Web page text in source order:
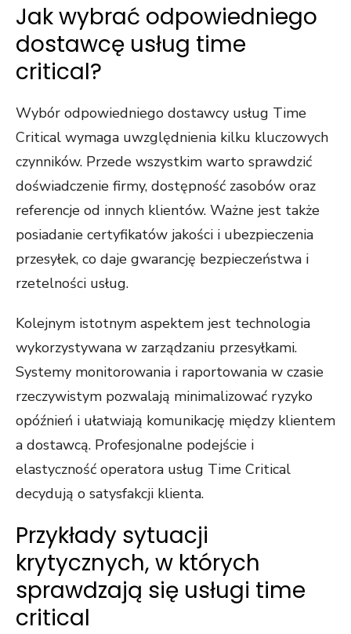
Jak wybrać odpowiedniego
dostawcę usług time
critical?
Wybór odpowiedniego dostawcy usług Time
Critical wymaga uwzględnienia kilku kluczowych
czynników. Przede wszystkim warto sprawdzić
doświadczenie firmy, dostępność zasobów oraz
referencje od innych klientów. Ważne jest także
posiadanie certyfikatów jakości i ubezpieczenia
przesyłek, co daje gwarancję bezpieczeństwa i
rzetelności usług.
Kolejnym istotnym aspektem jest technologia
wykorzystywana w zarządzaniu przesyłkami.
Systemy monitorowania i raportowania w czasie
rzeczywistym pozwalają minimalizować ryzyko
opóźnień i ułatwiają komunikację między klientem
a dostawcą. Profesjonalne podejście i
elastyczność operatora usług Time Critical
decydują o satysfakcji klienta.
Przykłady sytuacji
krytycznych, w których
sprawdzają się usługi time
critical